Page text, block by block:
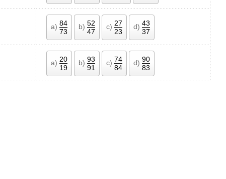
a) 84
73
b) 52
47
c) 27
23
d) 43
37
a) 20
19
b) 93
91
c) 74
84
d) 90
83